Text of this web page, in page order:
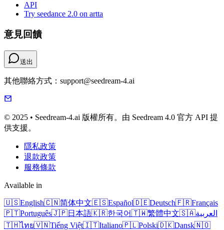
API
Try seedance 2.0 on artta
意見回饋
送出
其他聯絡方式：support@seedream-4.ai
© 2025 • Seedream-4.ai 版權所有。由 Seedream 4.0 官方 API 提
供支援。
隱私政策
退款政策
服務條款
Available in
🇺🇸English🇨🇳简体中文🇪🇸Español🇩🇪Deutsch🇫🇷Français
🇵🇹Português🇯🇵日本語🇰🇷한국어🇹🇼繁體中文🇸🇦العربية
🇹🇭ไทย🇻🇳Tiếng Việt🇮🇹Italiano🇵🇱Polski🇩🇰Dansk🇳🇴